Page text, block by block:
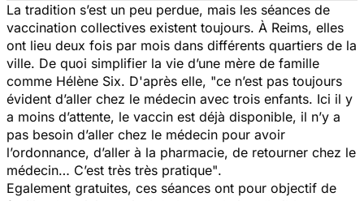
La tradition s’est un peu perdue, mais les séances de
vaccination collectives existent toujours. À Reims, elles
ont lieu deux fois par mois dans différents quartiers de la
ville. De quoi simplifier la vie d’une mère de famille
comme Hélène Six. D'après elle, "ce n’est pas toujours
évident d’aller chez le médecin avec trois enfants. Ici il y
a moins d’attente, le vaccin est déjà disponible, il n’y a
pas besoin d’aller chez le médecin pour avoir
l’ordonnance, d’aller à la pharmacie, de retourner chez le
médecin… C’est très très pratique".
Egalement gratuites, ces séances ont pour objectif de